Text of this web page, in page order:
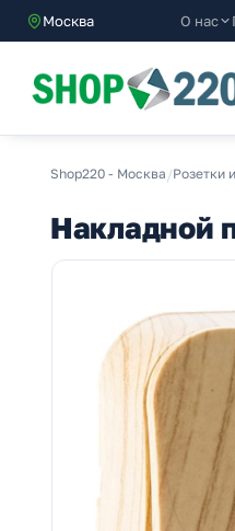
Москва О нас
Shop220 - Москва /Розетки
Накладной